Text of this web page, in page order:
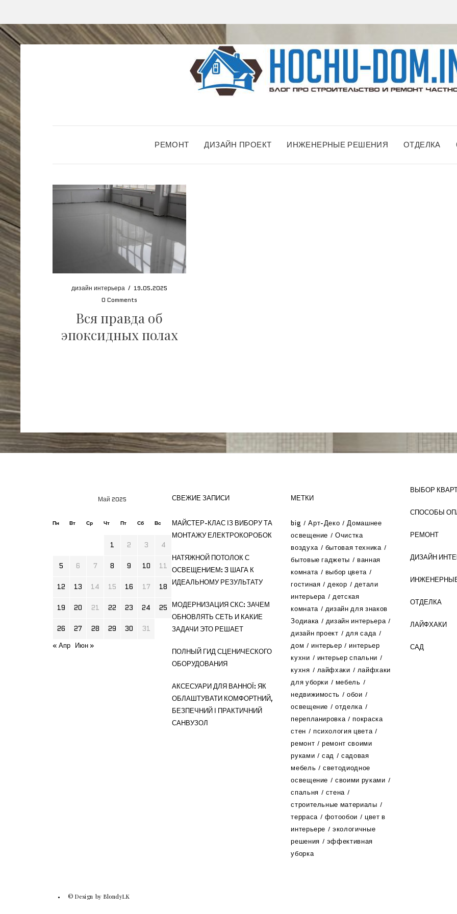
РЕМОНТ ДИЗАЙН ПРОЕКТ ИНЖЕНЕРНЫЕ РЕШЕНИЯ ОТДЕЛКА
дизайн интерьера / 19.05.2025
0 Comments
Вся правда об
эпоксидных полах
Май 2025
Пн Вт Ср Чт Пт Сб Вс
1 2 3 4
5 6 7 8 9 10 11
12 13 14 15 16 17 18
19 20 21 22 23 24 25
26 27 28 29 30
31
« Апр Июн »
СВЕЖИЕ ЗАПИСИ
МАЙСТЕР-КЛАС ІЗ ВИБОРУ ТА
МОНТАЖУ ЕЛЕКТРОКОРОБОК
НАТЯЖНОЙ ПОТОЛОК С
ОСВЕЩЕНИЕМ: 3 ШАГА К
ИДЕАЛЬНОМУ РЕЗУЛЬТАТУ
МОДЕРНИЗАЦИЯ СКС: ЗАЧЕМ
ОБНОВЛЯТЬ СЕТЬ И КАКИЕ
ЗАДАЧИ ЭТО РЕШАЕТ
ПОЛНЫЙ ГИД СЦЕНИЧЕСКОГО
ОБОРУДОВАНИЯ
АКСЕСУАРИ ДЛЯ ВАННОЇ: ЯК
ОБЛАШТУВАТИ КОМФОРТНИЙ,
БЕЗПЕЧНИЙ І ПРАКТИЧНИЙ
САНВУЗОЛ
МЕТКИ
big Арт-Деко
Домашнее
освещение
Очистка
воздуха
бытовая техника
бытовые гаджеты
ванная
комната
выбор цвета
гостиная
декор
детали
интерьера
детская
комната
дизайн для знаков
Зодиака
дизайн интерьера
дизайн проект
для сада
дом
интерьер
интерьер
кухни
интерьер спальни
кухня
лайфхаки
лайфхаки
для уборки
мебель
недвижимость
обои
освещение
отделка
перепланировка
покраска
стен
психология цвета
ремонт
ремонт своими
руками
сад
садовая
мебель
светодиодное
освещение
своими руками
спальня
стена
строительные материалы
терраса
фотообои
цвет в
интерьере
экологичные
решения
эффективная
уборка
ВЫБОР
СПОСОБЫ
РЕМОНТ
ДИЗАЙН
ОТДЕЛКА
ЛАЙФХАКИ
САД
© Design by BlondyLK